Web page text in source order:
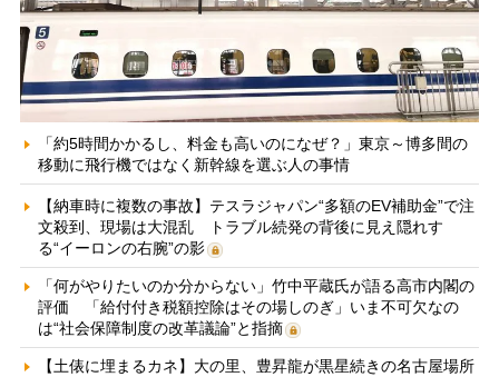
「約5時間かかるし、料金も高いのになぜ？」東京～博多間の
移動に飛行機ではなく新幹線を選ぶ人の事情
【納車時に複数の事故】テスラジャパン“多額のEV補助金”で注
文殺到、現場は大混乱 トラブル続発の背後に見え隠れす
る“イーロンの右腕”の影
「何がやりたいのか分からない」竹中平蔵氏が語る高市内閣の
評価 「給付付き税額控除はその場しのぎ」いま不可欠なの
は“社会保障制度の改革議論”と指摘
【土俵に埋まるカネ】大の里、豊昇龍が黒星続きの名古屋場所